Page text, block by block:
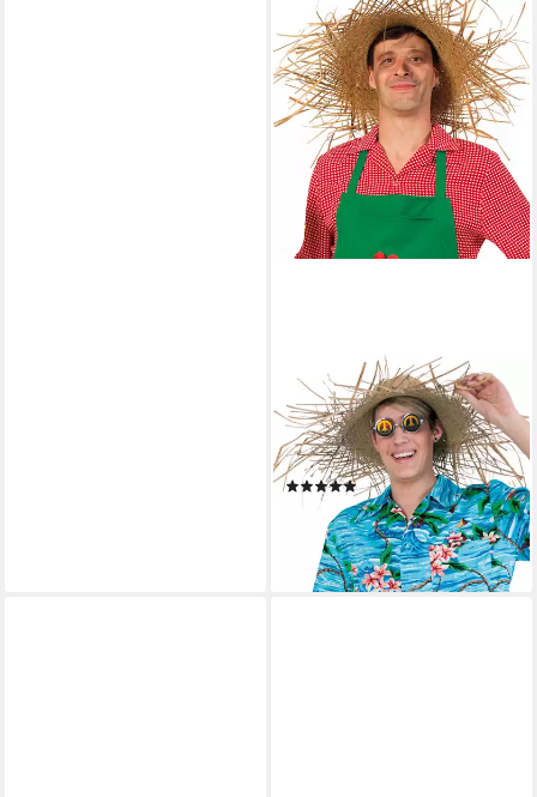
FRIES
Kostüm XXL Strohhut Tom
Vogelscheuche 70 cm
Karneval Fasching Party
(2)
UVP14,99 €
lieferbar - in 5-6 Werktagen bei dir